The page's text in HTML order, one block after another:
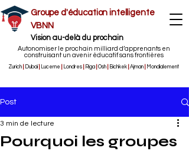
Groupe d'éducation intelligente
VBNN
Vision au-delà du prochain
Autonomiser le prochain milliard d’apprenants en
construisant un avenir éducatif sans frontières
Zurich Dubaï Lucerne Londres Riga Osh Bichkek Ajman Mondialement
Post
Pourquoi les groupes
3 min de lecture